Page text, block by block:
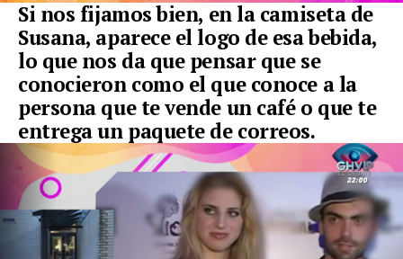
Si nos fijamos bien, en la camiseta de
Susana, aparece el logo de esa bebida,
lo que nos da que pensar que se
conocieron como el que conoce a la
persona que te vende un café o que te
entrega un paquete de correos.